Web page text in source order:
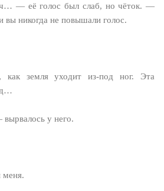
— её голос был слаб, но чёток. —
вы никогда не повышали голос.
как земля уходит из-под ног. Эта
у него.